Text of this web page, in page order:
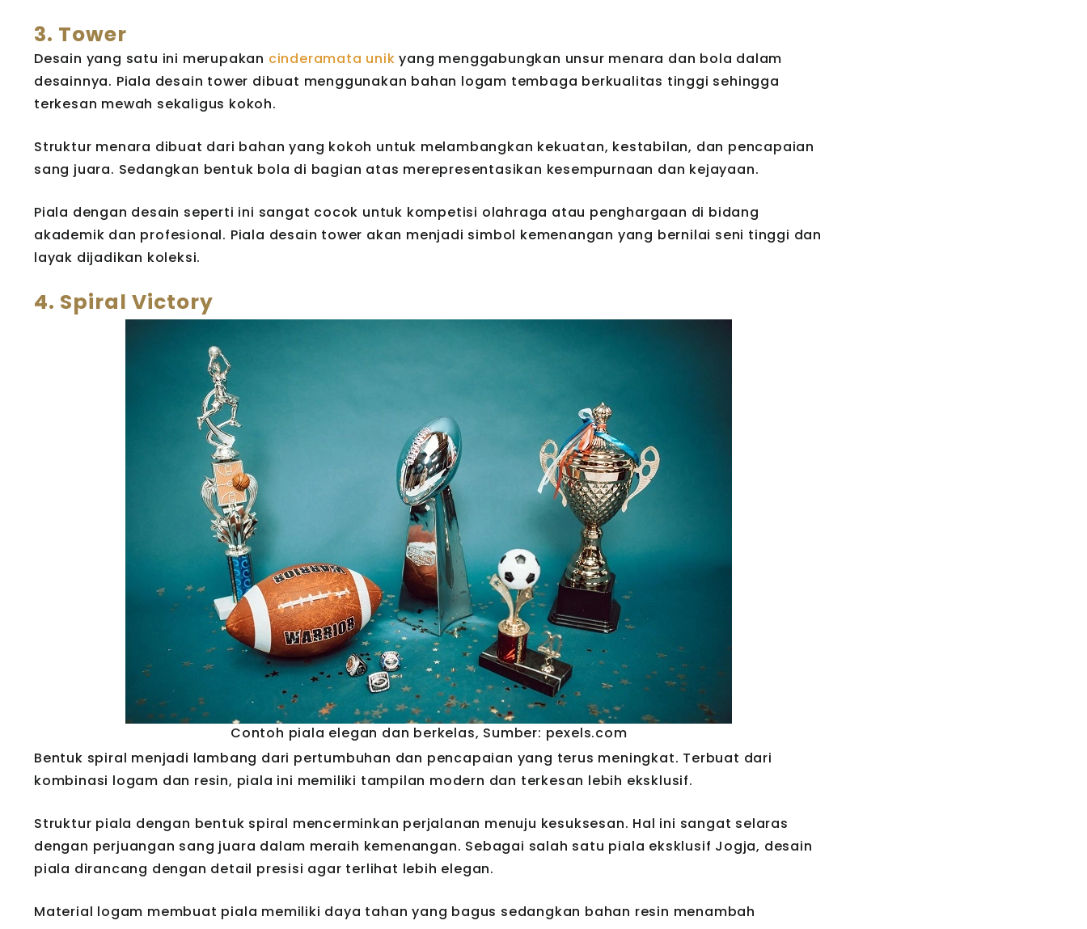
3. Tower
Desain yang satu ini merupakan cinderamata unik yang menggabungkan unsur menara dan bola dalam
desainnya. Piala desain tower dibuat menggunakan bahan logam tembaga berkualitas tinggi sehingga
terkesan mewah sekaligus kokoh.
Struktur menara dibuat dari bahan yang kokoh untuk melambangkan kekuatan, kestabilan, dan pencapaian
sang juara. Sedangkan bentuk bola di bagian atas merepresentasikan kesempurnaan dan kejayaan.
Piala dengan desain seperti ini sangat cocok untuk kompetisi olahraga atau penghargaan di bidang
akademik dan profesional. Piala desain tower akan menjadi simbol kemenangan yang bernilai seni tinggi dan
layak dijadikan koleksi.
4. Spiral Victory
Contoh piala elegan dan berkelas, Sumber: pexels.com
Bentuk spiral menjadi lambang dari pertumbuhan dan pencapaian yang terus meningkat. Terbuat dari
kombinasi logam dan resin, piala ini memiliki tampilan modern dan terkesan lebih eksklusif.
Struktur piala dengan bentuk spiral mencerminkan perjalanan menuju kesuksesan. Hal ini sangat selaras
dengan perjuangan sang juara dalam meraih kemenangan. Sebagai salah satu piala eksklusif Jogja, desain
piala dirancang dengan detail presisi agar terlihat lebih elegan.
Material logam membuat piala memiliki daya tahan yang bagus sedangkan bahan resin menambah